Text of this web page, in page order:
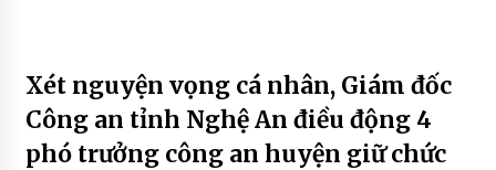
Xét nguyện vọng cá nhân, Giám đốc
Công an tỉnh Nghệ An điều động 4
phó trưởng công an huyện giữ chức